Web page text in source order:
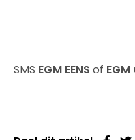
SMS EGM EENS of EGM